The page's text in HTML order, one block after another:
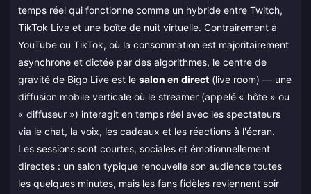
temps réel qui fonctionne comme un hybride entre Twitch,
TikTok Live et une boîte de nuit virtuelle. Contrairement à
YouTube ou TikTok, où la consommation est majoritairement
asynchrone et dictée par des algorithmes, le centre de
gravité de Bigo Live est le salon en direct (live room) — une
diffusion mobile verticale où le streamer (appelé « hôte » ou
« diffuseur ») interagit en temps réel avec les spectateurs
via le chat, la voix, les cadeaux et les réactions à l'écran.
Les sessions sont courtes, sociales et émotionnellement
directes : un salon typique renouvelle son audience toutes
les quelques minutes, mais les fans fidèles reviennent soir